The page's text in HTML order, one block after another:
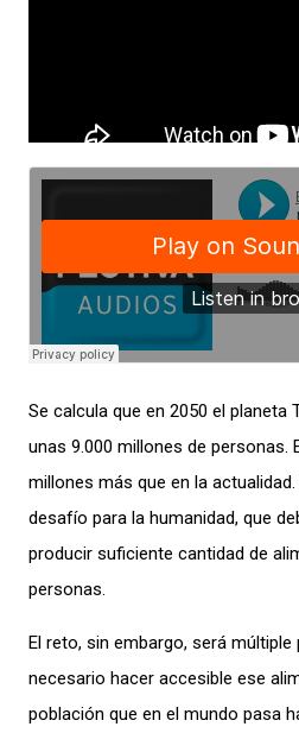
Se calcula que en 2050 el planeta
unas 9.000 millones de personas.
millones más que en la
desafío para la humanidad, que
producir suficiente cantidad de
personas.
El reto, sin embargo, será
necesario hacer accesible ese
población que en el mundo pasa